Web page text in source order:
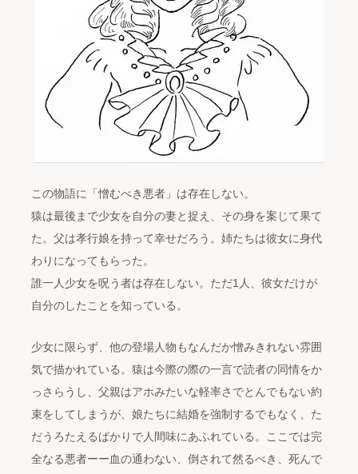
この物語に「憎むべき悪者」は存在しない。
猿は最後まで少女を自分の妻と捉え、その身を案じて果て
た。父は孝行娘を持って幸せだろう。姉たちは彼女に身代
わりになってもらった。
誰一人少女を呪う者は存在しない。ただ1人、彼女だけが
自分のしたことを知っている。
少女に限らず、他の登場人物もなんだか憎みきれない雰囲
気で描かれている。猿は今際の際の一言で読者の同情をか
っさらうし、父親はアホみたいな軽率さでとんでもない約
束をしてしまうが、娘たちに結婚を強制するでもなく、た
だうろたえるばかりで人間味にあふれている。ここでは完
全なる悪者ーー血の通わない、倒されて然るべき、死んで